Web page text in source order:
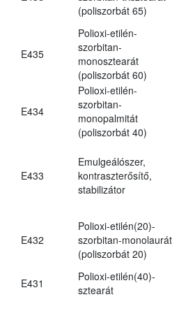
(poliszorbát 65)
E435
Polioxi-etilén-
szorbitan-
monosztearát
(poliszorbát 60)
E434
Polioxi-etilén-
szorbitan-
monopalmitát
(poliszorbát 40)
E433
Emulgeálószer,
kontraszterősítő,
stabilizátor
E432
Polioxi-etilén(20)-
szorbitan-monolaurát
(poliszorbát 20)
E431
Polioxi-etilén(40)-
sztearát